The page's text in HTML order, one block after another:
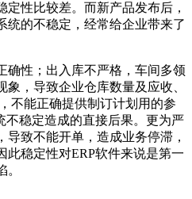
性比较差。而新产品发布后，
统的不稳定，经常给企业带来了
确性；出入库不严格，车间多领
，导致企业仓库数量及应收、
不能正确提供制订计划用的参
不稳定造成的直接后果。更为严
致不能开单，造成业务停滞，
此稳定性对ERP软件来说是第一